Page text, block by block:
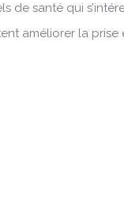
de santé qui
améliorer la